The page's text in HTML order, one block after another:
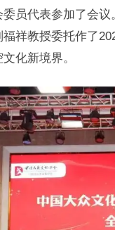
员代表参加了会
祥教授委托作了
化新境界。